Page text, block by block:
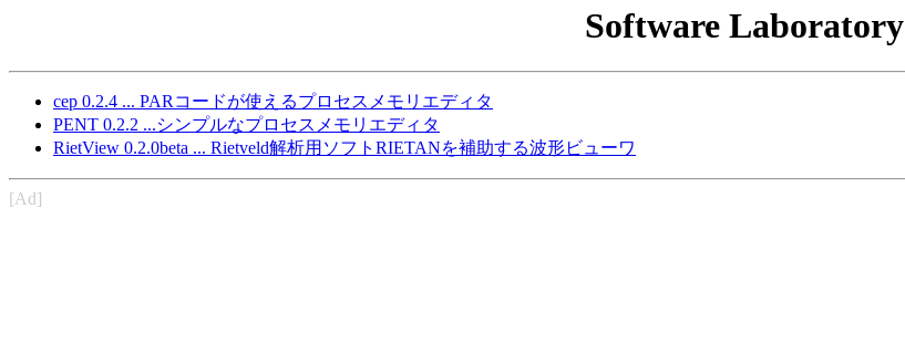
Software Laboratory
cep 0.2.4 ... PARコードが使えるプロセスメモリエディタ
PENT 0.2.2 ...シンプルなプロセスメモリエディタ
RietView 0.2.0beta ... Rietveld解析用ソフトRIETANを補助する波形ビューワ
[Ad]